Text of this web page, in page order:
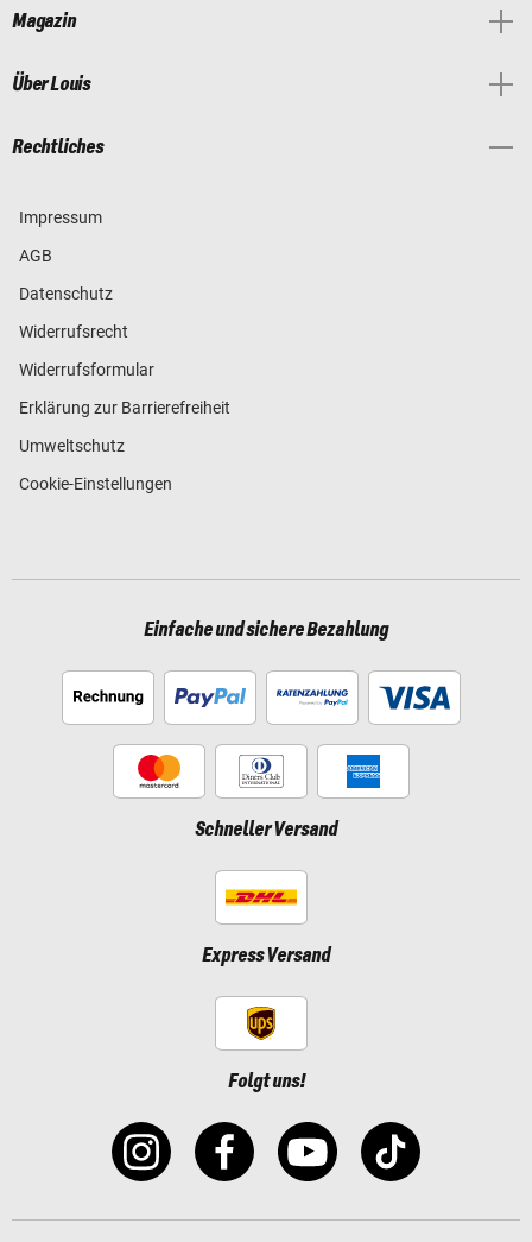
Magazin
Über Louis
Rechtliches
Impressum
AGB
Datenschutz
Widerrufsrecht
Widerrufsformular
Erklärung zur Barrierefreiheit
Umweltschutz
Cookie-Einstellungen
Einfache und sichere Bezahlung
Schneller Versand
Express Versand
Folgt uns!